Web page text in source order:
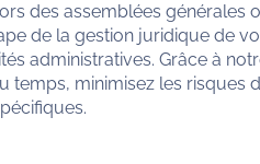
des assemblées générales
de la gestion juridique de
administratives. Grâce à
minimisez les risques